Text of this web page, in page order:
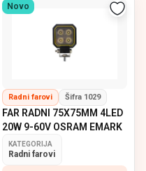
Novo
Radni farovi Šifra 1029
FAR RADNI 75X75MM 4LED
20W 9-60V OSRAM EMARK
KATEGORIJA
Radni farovi